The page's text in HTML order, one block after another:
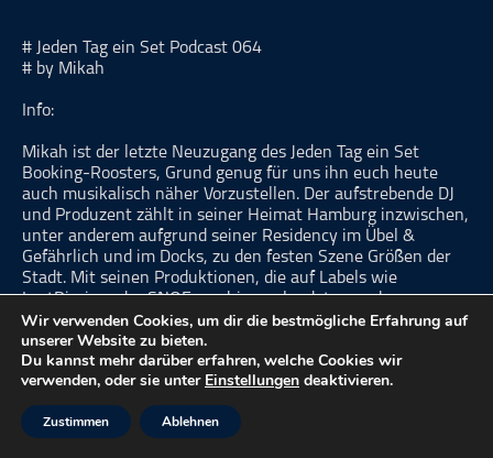
Punk
Rock
Schlager
Techno
# Jeden Tag ein Set Podcast 064
# by Mikah
Info:
Mikah ist der letzte Neuzugang des Jeden Tag ein Set
Booking-Roosters, Grund genug für uns ihn euch heute
auch musikalisch näher Vorzustellen. Der aufstrebende DJ
und Produzent zählt in seiner Heimat Hamburg inzwischen,
unter anderem aufgrund seiner Residency im Übel &
Gefährlich und im Docks, zu den festen Szene Größen der
Stadt. Mit seinen Produktionen, die auf Labels wie
LostDiaries oder SNOE erschienen landete er schon
mehrmals in den Top100 Charts. Sein nächstes Release
erscheint im März auf dem Berliner Vorzeige Label
Katermukke.
Mikah wird von einer unerschöpflichen Neugier den
elektronischen Klängen gegenüber getrieben. Genau das
Wir verwenden Cookies, um dir die bestmögliche Erfahrung auf
unserer Website zu bieten.
Du kannst mehr darüber erfahren, welche Cookies wir
verwenden, oder sie unter Einstellungen deaktivieren.
Zustimmen Ablehnen